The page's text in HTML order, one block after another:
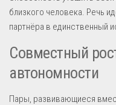
близкого человека. Речь
партнёра в единственный
Совместный
автономности
Пары, развивающиеся